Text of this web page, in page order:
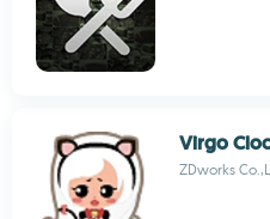
Virgo
ZDworks